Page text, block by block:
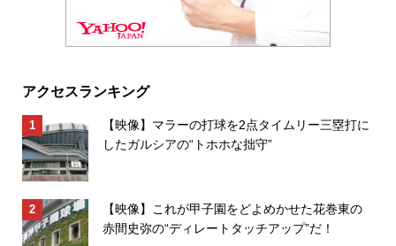
アクセスランキング
【映像】マラーの打球を2点タイムリー三塁打に
したガルシアの“トホホな拙守”
【映像】これが甲子園をどよめかせた花巻東の
赤間史弥の“ディレートタッチアップ”だ！